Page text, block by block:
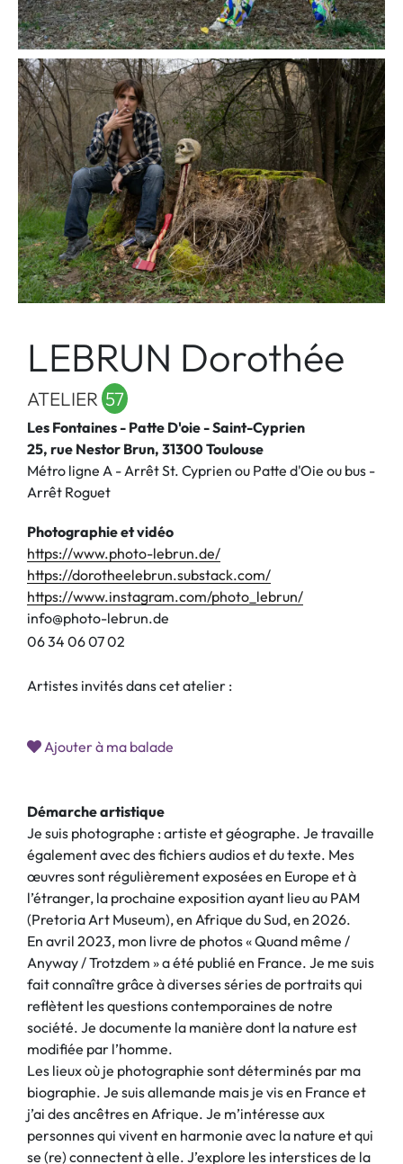
LEBRUN Dorothée
ATELIER 57
Les Fontaines - Patte D'oie - Saint-Cyprien
25, rue Nestor Brun, 31300 Toulouse
Métro ligne A - Arrêt St. Cyprien ou Patte d'Oie ou bus -
Arrêt Roguet
Photographie et vidéo
https://www.photo-lebrun.de/
https://dorotheelebrun.substack.com/
https://www.instagram.com/photo_lebrun/
info@photo-lebrun.de
0634 060702
Artistes invités dans cet atelier :
Ajouter à ma balade
Démarche artistique
Je suis photographe : artiste et géographe. Je travaille
également avec des fichiers audios et du texte. Mes
œuvres sont régulièrement exposées en Europe et à
l’étranger, la prochaine exposition ayant lieu au PAM
(Pretoria Art Museum), en Afrique du Sud, en 2026.
En avril 2023, mon livre de photos « Quand même /
Anyway / Trotzdem » a été publié en France. Je me suis
fait connaître grâce à diverses séries de portraits qui
reflètent les questions contemporaines de notre
société. Je documente la manière dont la nature est
modifiée par l’homme.
Les lieux où je photographie sont déterminés par ma
biographie. Je suis allemande mais je vis en France et
j’ai des ancêtres en Afrique. Je m’intéresse aux
personnes qui vivent en harmonie avec la nature et qui
se (re) connectent à elle. J’explore les interstices de la